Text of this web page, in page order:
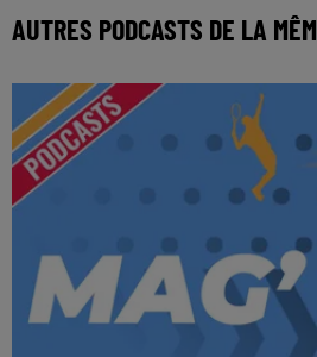
AUTRES PODCASTS DE LA